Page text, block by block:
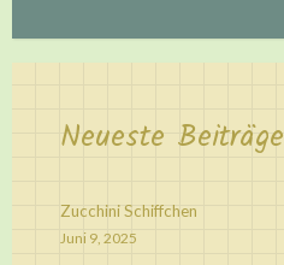
Neueste Beiträge
Zucchini Schiffchen
Juni 9, 2025